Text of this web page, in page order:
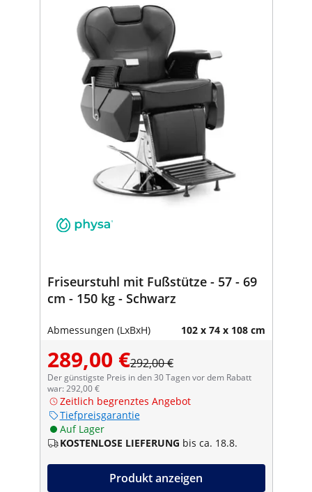
Friseurstuhl mit Fußstütze - 57 - 69
cm - 150 kg - Schwarz
Abmessungen (LxBxH) 102 x 74 x 108 cm
289,00 €292,00 €
Der günstigste Preis in den 30 Tagen vor dem Rabatt
war: 292,00 €
Zeitlich begrenztes Angebot
Tiefpreisgarantie
Auf Lager
KOSTENLOSE LIEFERUNG bis ca. 18.8.
Produkt anzeigen